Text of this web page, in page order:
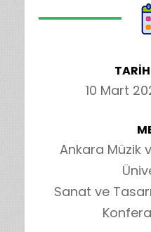
10 Mart
Ankara Müzik
Sanat ve